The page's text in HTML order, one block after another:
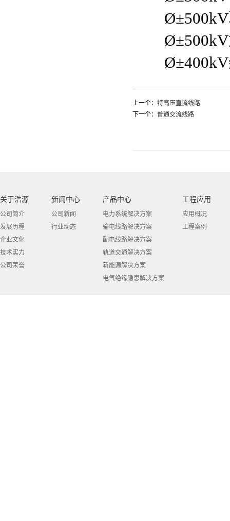
Ø±500kV
Ø±500kV
Ø±400kV
上一个： 特高压直流线路
下一个： 普通交流线路
关于浩源
公司简介
发展历程
企业文化
技术实力
公司荣誉
新闻中心
公司新闻
行业动态
产品中心
电力系统解决方案
输电线路解决方案
配电线路解决方案
轨道交通解决方案
新能源解决方案
电气绝缘隐患解决方案
工程应用
应用概况
工程案例